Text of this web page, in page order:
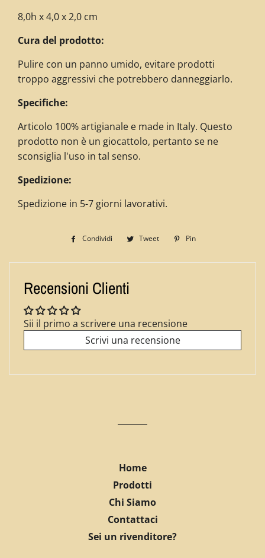
8,0h x 4,0 x 2,0 cm
Cura del prodotto:
Pulire con un panno umido, evitare prodotti
troppo aggressivi che potrebbero danneggiarlo.
Specifiche:
Articolo 100% artigianale e made in Italy. Questo
prodotto non è un giocattolo, pertanto se ne
sconsiglia l'uso in tal senso.
Spedizione:
Spedizione in 5-7 giorni lavorativi.
Condividi
Condividi
Facebook
Tweet
Twitta
Twitter
Pin
Pinterest
Recensioni Clienti
Sii il primo a scrivere una recensione
Scrivi una recensione
Home
Prodotti
Chi Siamo
Contattaci
Sei un rivenditore?